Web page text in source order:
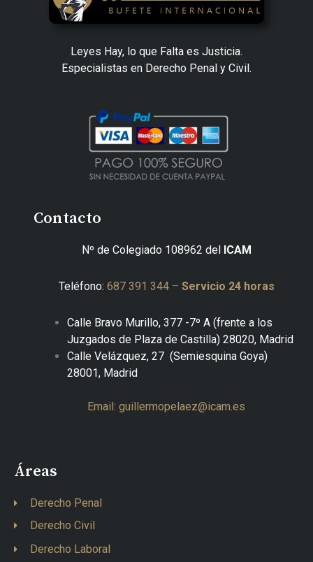
Leyes Hay, lo que Falta es Justicia.
Especialistas en Derecho Penal y Civil.
Contacto
Nº de Colegiado 108962 del ICAM
Teléfono: 687 391 344 – Servicio 24 horas
Calle Bravo Murillo, 377 -7º A (frente a los
Juzgados de Plaza de Castilla) 28020, Madrid
Calle Velázquez, 27 (Semiesquina Goya)
28001, Madrid
Email: guillermopelaez@icam.es
Áreas
Derecho Penal
Derecho Civil
Derecho Laboral